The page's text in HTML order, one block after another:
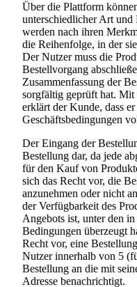
Über die Plattform
unterschiedlicher Art
werden nach ihren
die Reihenfolge, in der
Der Nutzer muss die
Bestellvorgang
Zusammenfassung der
sorgfältig geprüft hat. Mit
erklärt der Kunde, dass
Geschäftsbedingungen
Der Eingang der
Bestellung dar, da jede
für den Kauf von
sich das Recht vor, die
anzunehmen oder nicht
der Verfügbarkeit des
Angebots ist, unter den
Bedingungen überzeugt
Recht vor, eine
Nutzer innerhalb von 5
Bestellung an die mit
Adresse benachrichtigt.